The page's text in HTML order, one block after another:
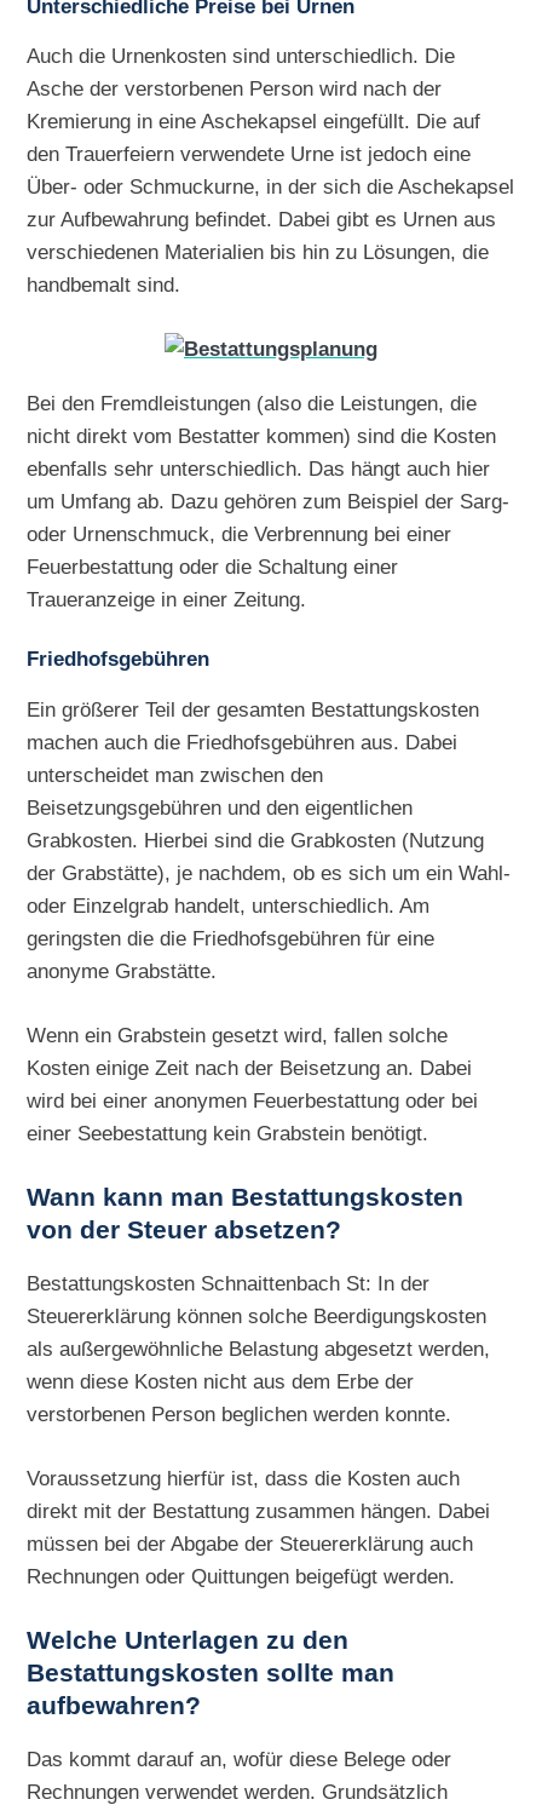
Unterschiedliche Preise bei Urnen
Auch die Urnenkosten sind unterschiedlich. Die
Asche der verstorbenen Person wird nach der
Kremierung in eine Aschekapsel eingefüllt. Die auf
den Trauerfeiern verwendete Urne ist jedoch eine
Über- oder Schmuckurne, in der sich die Aschekapsel
zur Aufbewahrung befindet. Dabei gibt es Urnen aus
verschiedenen Materialien bis hin zu Lösungen, die
handbemalt sind.
Bei den Fremdleistungen (also die Leistungen, die
nicht direkt vom Bestatter kommen) sind die Kosten
ebenfalls sehr unterschiedlich. Das hängt auch hier
um Umfang ab. Dazu gehören zum Beispiel der Sarg-
oder Urnenschmuck, die Verbrennung bei einer
Feuerbestattung oder die Schaltung einer
Traueranzeige in einer Zeitung.
Friedhofsgebühren
Ein größerer Teil der gesamten Bestattungskosten
machen auch die Friedhofsgebühren aus. Dabei
unterscheidet man zwischen den
Beisetzungsgebühren und den eigentlichen
Grabkosten. Hierbei sind die Grabkosten (Nutzung
der Grabstätte), je nachdem, ob es sich um ein Wahl-
oder Einzelgrab handelt, unterschiedlich. Am
geringsten die die Friedhofsgebühren für eine
anonyme Grabstätte.
Wenn ein Grabstein gesetzt wird, fallen solche
Kosten einige Zeit nach der Beisetzung an. Dabei
wird bei einer anonymen Feuerbestattung oder bei
einer Seebestattung kein Grabstein benötigt.
Wann kann man Bestattungskosten
von der Steuer absetzen?
Bestattungskosten Schnaittenbach St: In der
Steuererklärung können solche Beerdigungskosten
als außergewöhnliche Belastung abgesetzt werden,
wenn diese Kosten nicht aus dem Erbe der
verstorbenen Person beglichen werden konnte.
Voraussetzung hierfür ist, dass die Kosten auch
direkt mit der Bestattung zusammen hängen. Dabei
müssen bei der Abgabe der Steuererklärung auch
Rechnungen oder Quittungen beigefügt werden.
Welche Unterlagen zu den
Bestattungskosten sollte man
aufbewahren?
Das kommt darauf an, wofür diese Belege oder
Rechnungen verwendet werden. Grundsätzlich